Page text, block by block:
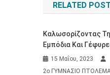
RELATED
Καλωσορίζοντας
Εμπόδια Και
15 Μαΐου, 2023
2ο ΓΥΜΝΑΣΙΟ